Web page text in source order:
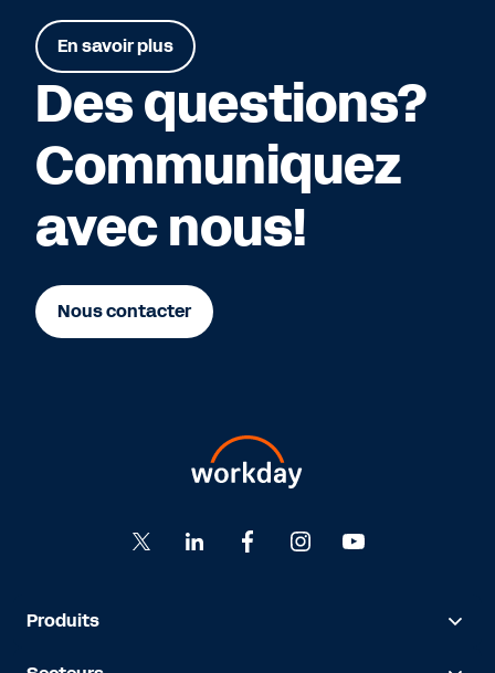
En savoir plus
Des questions?
Communiquez
avec nous!
Nous contacter
Produits